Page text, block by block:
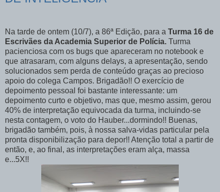
Na tarde de ontem (10/7), a 86ª Edição, para a Turma 16 de
Escrivães da Academia Superior de Polícia. Turma
pacienciosa com os bugs que apareceram no notebook e
que atrasaram, com alguns delays, a apresentação, sendo
solucionados sem perda de conteúdo graças ao precioso
apoio do colega Campos. Brigadão!! O exercício de
depoimento pessoal foi bastante interessante: um
depoimento curto e objetivo, mas que, mesmo assim, gerou
40% de interpretação equivocada da turma, incluindo-se
nesta contagem, o voto do Hauber...dormindo!! Buenas,
brigadão também, pois, à nossa salva-vidas particular pela
pronta disponibilização para depor!! Atenção total a partir de
então, e, ao final, as interpretações eram alça, massa
e...5X!!